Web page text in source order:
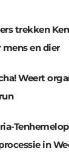
trekken
mens en dier
Weert
in